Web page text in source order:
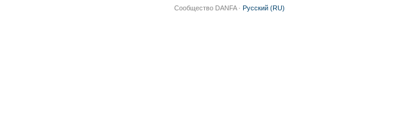
Сообщество DANFA · Русский (RU)